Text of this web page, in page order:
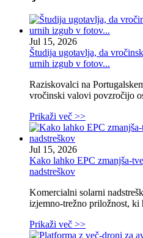
Jul 15, 2026
Študija ugotavlja, da
urnih izgub v fotov...
Raziskovalci na
vročinski valovi povzročijo
Prikaži več >>
Jul 15, 2026
Kako lahko EPC zmanjša-
nadstreškov
Komercialni solarni
izjemno-trežno priložnost, ki
Prikaži več >>